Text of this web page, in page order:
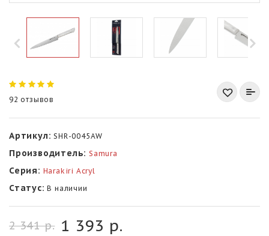
92 отзывов
Артикул: SHR-0045AW
Производитель: Samura
Серия: Harakiri Acryl
Статус: В наличии
2 341 р. 1 393 р.